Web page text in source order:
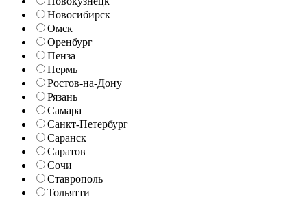
Новосибирск
Омск
Оренбург
Пенза
Пермь
Ростов-на-Дону
Рязань
Самара
Санкт-Петербург
Саранск
Саратов
Сочи
Ставрополь
Тольятти